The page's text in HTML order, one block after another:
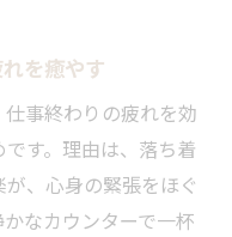
を癒やす
事終わりの疲れを効
す。理由は、落ち着
、心身の緊張をほぐ
なカウンターで一杯